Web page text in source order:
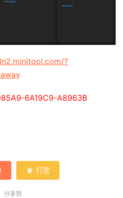
?
6A19C9-A8963B
)  打赏
分享到